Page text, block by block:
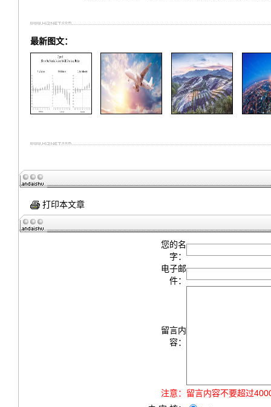
最新图文：
打印本文章
您的名
字：
电子邮
件：
留言内
容：
注意： 留言内容不要超过